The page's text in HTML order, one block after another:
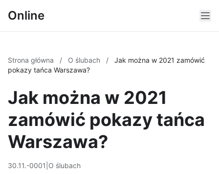
Online
Strona główna / O ślubach /
Jak można w 2021 zamówić
pokazy tańca Warszawa?
Jak można w 2021
zamówić pokazy tańca
Warszawa?
30.11.-0001 O ślubach